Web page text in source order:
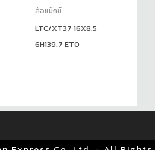
ล้อแม็กซ์
LTC/XT37 16X8.5
6H139.7 ET0